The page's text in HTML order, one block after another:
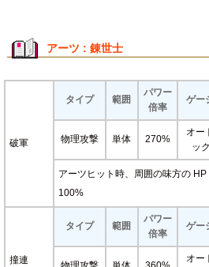
アーツ : 錬世士
破軍
タイプ 範囲
パワー
倍率
ゲー
物理攻撃 単体 270%
オー
ッ
アーツヒット時、周囲の味方の
100%
撞連
タイプ 範囲
パワー
倍率
ゲー
オー